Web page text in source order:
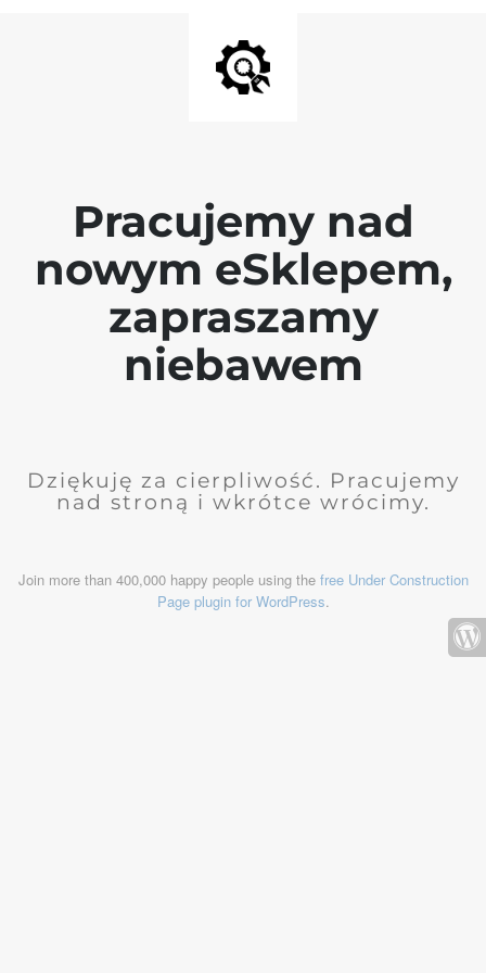
Pracujemy nad
nowym eSklepem,
zapraszamy
niebawem
Dziękuję za cierpliwość. Pracujemy
nad stroną i wkrótce wrócimy.
Join more than 400,000 happy people using the free Under Construction
Page plugin for WordPress.